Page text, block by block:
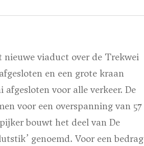
viaduct over de Trekwei
en een grote kraan
voor alle verkeer. De
voor een overspanning van 57
bouwt het deel van De
genoemd. Voor een bedrag